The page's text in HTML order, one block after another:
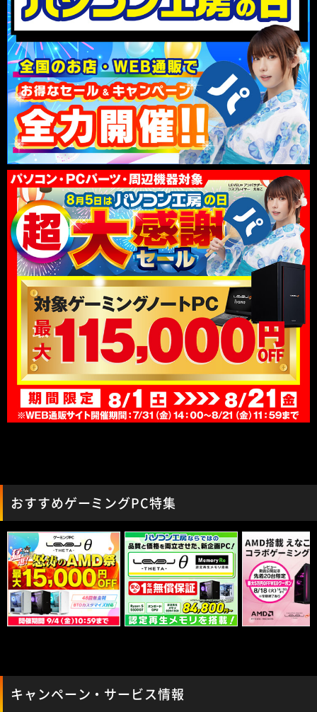
おすすめゲーミングPC特集
キャンペーン・サービス情報